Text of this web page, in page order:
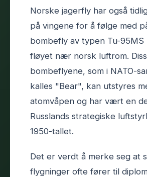
Norske jagerfly har også
på vingene for å følge med
bombefly av typen Tu-95MS
fløyet nær norsk luftrom.
bombeflyene, som i NATO-
kalles "Bear", kan utstyres
atomvåpen og har vært en
Russlands strategiske
1950-tallet.
Det er verdt å merke seg at
flygninger ofte fører til